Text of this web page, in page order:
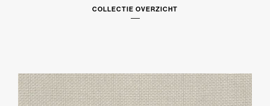
COLLECTIE OVERZICHT